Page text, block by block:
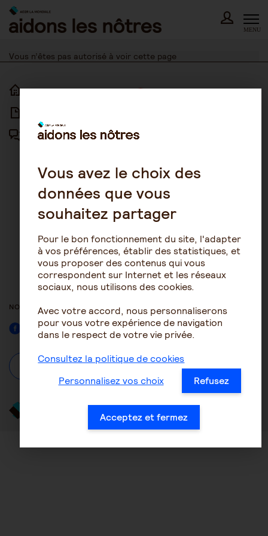
Skip
content
MENU
Vous n’êtes pas autorisé à voir cette page
ACCUEIL
FORUM
PLAN DU SITE
D’UTILISATION
POLITIQUE DE PROTECTION DES
GESTION DES COOKIES
ACCESSIBILITÉ : NON
CONFORME
NOUS SUIVRE
Facebook
À propos Se connecter / S'inscrire
Vous avez le choix des
données que vous
souhaitez partager
Pour le bon fonctionnement du site, l'adapter
à vos préférences, établir des statistiques, et
vous proposer des contenus qui vous
correspondent sur Internet et les réseaux
sociaux, nous utilisons des cookies.
Avec votre accord, nous personnaliserons
pour vous votre expérience de navigation
dans le respect de votre vie privée.
Consultez la politique de cookies
Personnalisez vos choix
Refusez
Acceptez et fermez